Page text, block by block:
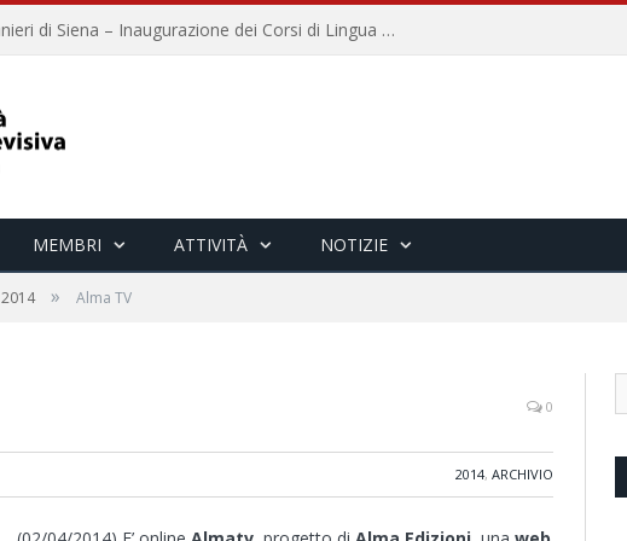
Università per Stranieri di Siena – Inaugurazione dei Corsi di Lingua e Cultura Italiana, 109a annata
MEMBRI ATTIVITÀ NOTIZIE
2014 » Alma TV
0
2014, ARCHIVIO